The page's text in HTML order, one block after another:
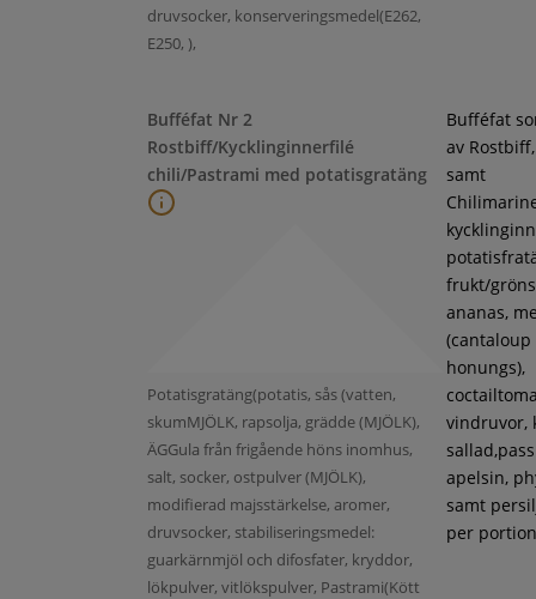
druvsocker, konserveringsmedel(E262,
E250, ),
Bufféfat Nr 2
Rostbiff/Kycklinginnerfilé
chili/Pastrami med potatisgratäng
Potatisgratäng(potatis, sås (vatten,
skumMJÖLK, rapsolja, grädde (MJÖLK),
ÄGGula från frigående höns inomhus,
salt, socker, ostpulver (MJÖLK),
modifierad majsstärkelse, aromer,
druvsocker, stabiliseringsmedel:
guarkärnmjöl och difosfater, kryddor,
lökpulver, vitlökspulver, Pastrami(Kött
Bufféfat
av
samt
frukt/
ananas,
(cantaloup
honungs),
vindruvor,
apelsin,
samt
per